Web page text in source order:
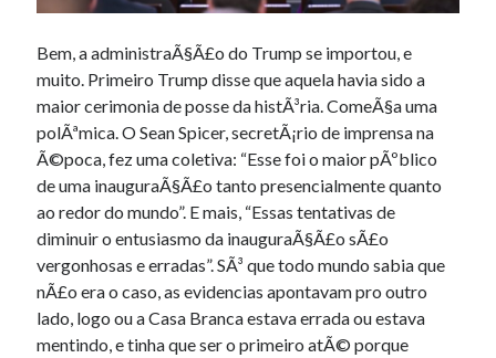
Bem, a administraÃ§Ã£o do Trump se importou, e
muito. Primeiro Trump disse que aquela havia sido a
maior cerimonia de posse da histÃ³ria. ComeÃ§a uma
polÃªmica. O Sean Spicer, secretÃ¡rio de imprensa na
Ã©poca, fez uma coletiva: “Esse foi o maior pÃºblico
de uma inauguraÃ§Ã£o tanto presencialmente quanto
ao redor do mundo”. E mais, “Essas tentativas de
diminuir o entusiasmo da inauguraÃ§Ã£o sÃ£o
vergonhosas e erradas”. SÃ³ que todo mundo sabia que
nÃ£o era o caso, as evidencias apontavam pro outro
lado, logo ou a Casa Branca estava errada ou estava
mentindo, e tinha que ser o primeiro atÃ© porque